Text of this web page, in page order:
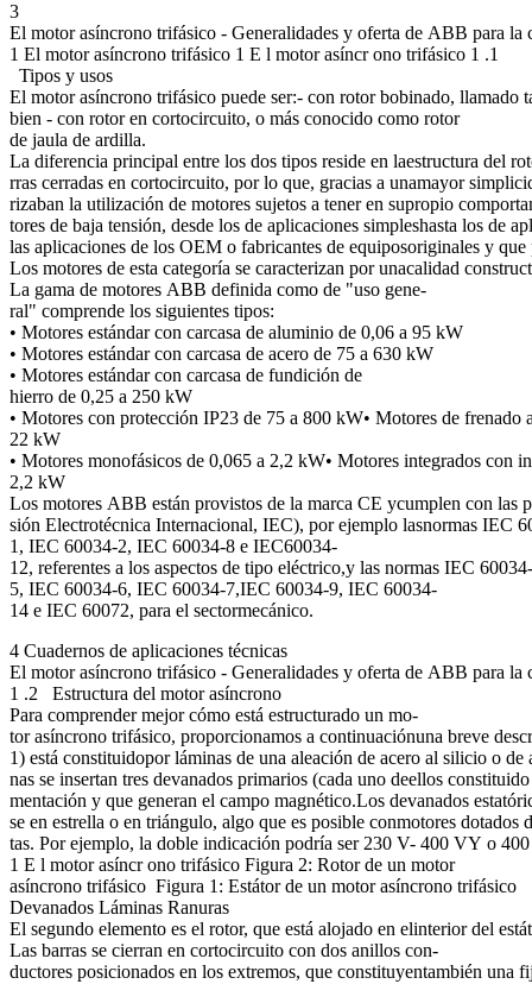
3
El motor asíncrono trifásico - Generalidades y oferta de ABB para la
1 El motor asíncrono trifásico 1 E l motor asíncr ono trifásico 1 .1
Tipos y usos
El motor asíncrono trifásico puede ser:- con rotor bobinado, llamado
bien - con rotor en cortocircuito, o más conocido como rotor
de jaula de ardilla.
La diferencia principal entre los dos tipos reside en laestructura del
rras cerradas en cortocircuito, por lo que, gracias a unamayor
rizaban la utilización de motores sujetos a tener en supropio
tores de baja tensión, desde los de aplicaciones simpleshasta los de
las aplicaciones de los OEM o fabricantes de equiposoriginales y
Los motores de esta categoría se caracterizan por unacalidad
La gama de motores ABB definida como de "uso gene-
ral" comprende los siguientes tipos:
• Motores estándar con carcasa de aluminio de 0,06 a 95 kW
• Motores estándar con carcasa de acero de 75 a 630 kW
• Motores estándar con carcasa de fundición de
hierro de 0,25 a 250 kW
• Motores con protección IP23 de 75 a 800 kW• Motores de frenado
22 kW
• Motores monofásicos de 0,065 a 2,2 kW• Motores integrados con
2,2 kW
Los motores ABB están provistos de la marca CE ycumplen con las
sión Electrotécnica Internacional, IEC), por ejemplo lasnormas IEC
1, IEC 60034-2, IEC 60034-8 e IEC60034-
12, referentes a los aspectos de tipo eléctrico,y las normas IEC 60034-
5, IEC 60034-6, IEC 60034-7,IEC 60034-9, IEC 60034-
14 e IEC 60072, para el sectormecánico.
4 Cuadernos de aplicaciones técnicas
El motor asíncrono trifásico - Generalidades y oferta de ABB para la
1 .2 Estructura del motor asíncrono
Para comprender mejor cómo está estructurado un mo-
tor asíncrono trifásico, proporcionamos a continuaciónuna breve
1) está constituidopor láminas de una aleación de acero al silicio o
nas se insertan tres devanados primarios (cada uno deellos
mentación y que generan el campo magnético.Los devanados
se en estrella o en triángulo, algo que es posible conmotores
tas. Por ejemplo, la doble indicación podría ser 230 V- 400 VY o
1 E l motor asíncr ono trifásico Figura 2: Rotor de un motor
asíncrono trifásico Figura 1: Estátor de un motor asíncrono trifásico
Devanados Láminas Ranuras
El segundo elemento es el rotor, que está alojado en elinterior del
Las barras se cierran en cortocircuito con dos anillos con-
ductores posicionados en los extremos, que constituyentambién